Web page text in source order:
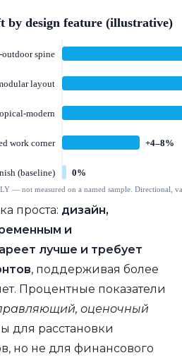
проста: дизайн,
и
лучше и требует
, поддерживая более
Процентные показатели
оценочный
для расстановки
но не для финансового